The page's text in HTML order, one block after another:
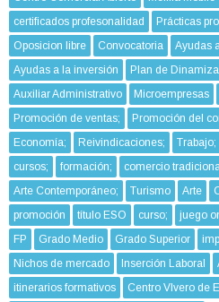
certificados profesonalidad
Prácticas
Oposicion libre
Convocatoria
Ayudas
Ayudas a la inversión
Plan de
Auxiliar Administrativo
Microempresas
Promoción de ventas;
Promoción del
Economía;
Reivindicaciones; Trabajo;
cursos;
formación; comercio
Arte Contemporáneo;
Turismo Arte
promoción
título ESO curso; juego
FP
Grado Medio Grado Superior
Nichos de mercado
Inserción Laboral
itinerarios formativos
Centro VIvero de